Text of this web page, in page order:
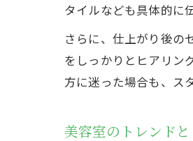
タイルなども具体的に
さらに、仕上がり後の
をしっかりとヒアリン
方に迷った場合も、ス
美容室のトレンド